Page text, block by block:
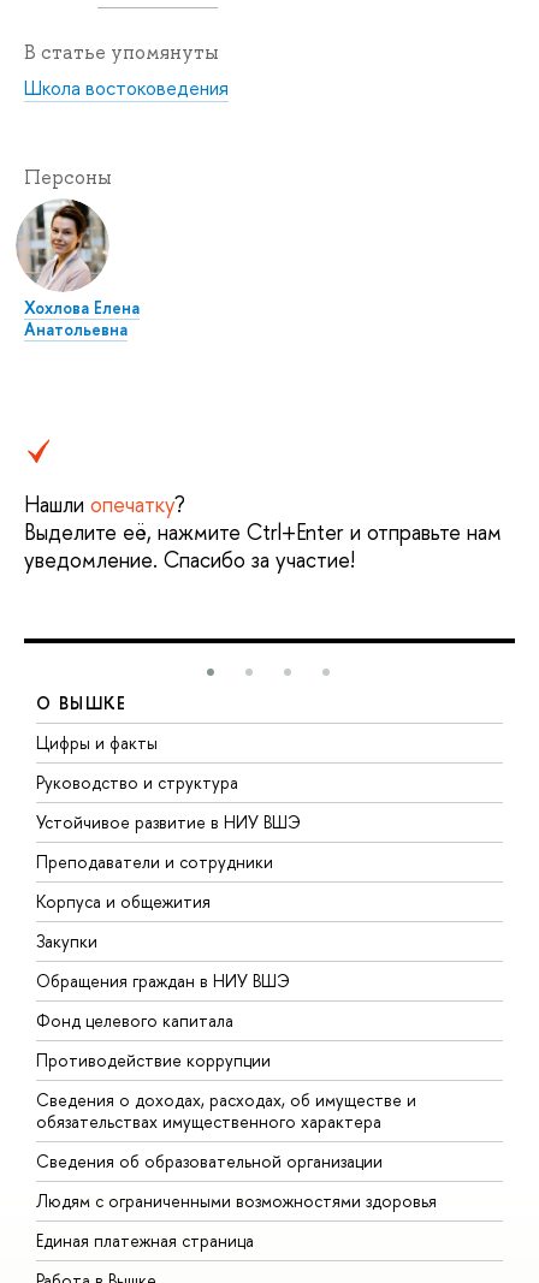
В статье упомянуты
Школа востоковедения
Персоны
Хохлова Елена
Анатольевна
Нашли опечатку?
Выделите её, нажмите Ctrl+Enter и отправьте нам
уведомление. Спасибо за участие!
О ВЫШКЕ
Цифры и факты
Руководство и структура
Устойчивое развитие в НИУ ВШЭ
Преподаватели и сотрудники
Корпуса и общежития
Закупки
Обращения граждан в НИУ ВШЭ
Фонд целевого капитала
Противодействие коррупции
Сведения о доходах, расходах, об имуществе и
обязательствах имущественного характера
Сведения об образовательной организации
Людям с ограниченными возможностями здоровья
Единая платежная страница